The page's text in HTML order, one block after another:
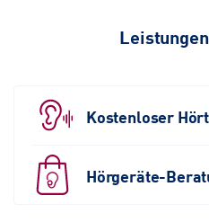
Kostenloser
Hörgeräte-